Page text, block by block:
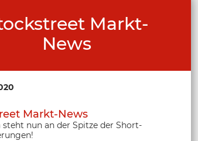
Markt-
News
Markt-News
steht nun an der Spitze der Short-